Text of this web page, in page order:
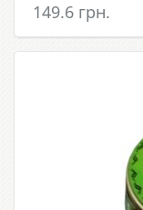
149.6 грн.